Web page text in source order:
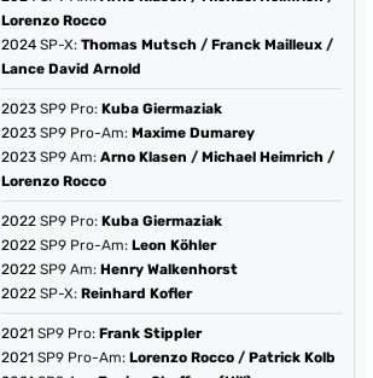
Lorenzo Rocco
2024 SP-X: Thomas Mutsch / Franck Mailleux /
Lance David Arnold
2023 SP9 Pro: Kuba Giermaziak
2023 SP9 Pro-Am: Maxime Dumarey
2023 SP9 Am: Arno Klasen / Michael Heimrich /
Lorenzo Rocco
2022 SP9 Pro: Kuba Giermaziak
2022 SP9 Pro-Am: Leon Köhler
2022 SP9 Am: Henry Walkenhorst
2022 SP-X: Reinhard Kofler
2021 SP9 Pro: Frank Stippler
2021 SP9 Pro-Am: Lorenzo Rocco / Patrick Kolb